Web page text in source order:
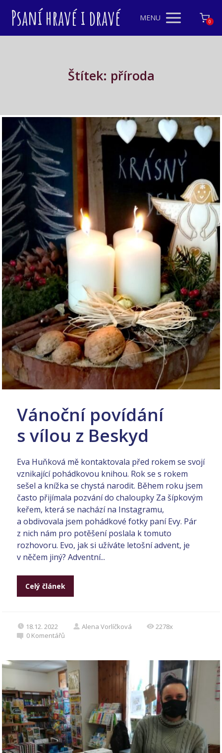
Psaní hravé i dravé MENU 0
Štítek: příroda
Vánoční povídání
s vílou z Beskyd
Eva Huňková mě kontaktovala před rokem se svojí
vznikající pohádkovou knihou. Rok se s rokem
sešel a knížka se chystá narodit. Během roku jsem
často přijímala pozvání do chaloupky Za šípkovým
keřem, která se nachází na Instagramu,
a obdivovala jsem pohádkové fotky paní Evy. Pár
z nich nám pro potěšení poslala k tomuto
rozhovoru. Evo, jak si užíváte letošní advent, je
v něčem jiný? Adventní...
Celý článek
18.12. 2022 Alena Vorlíčková
2278x
0 Komentářů